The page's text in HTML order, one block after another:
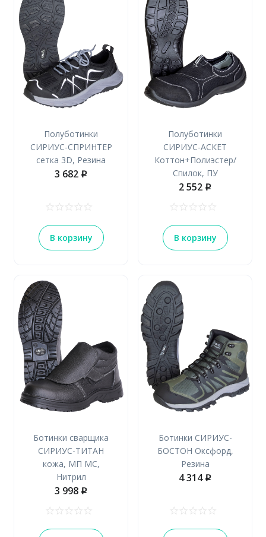
Полуботинки
СИРИУС-СПРИНТЕР
сетка 3D, Резина
3 682 p
В корзину
Полуботинки
СИРИУС-АСКЕТ
Коттон+Полиэстер/
Спилок, ПУ
2 552 p
В корзину
Ботинки сварщика
СИРИУС-ТИТАН
кожа, МП МС,
Нитрил
3 998 p
Ботинки СИРИУС-
БОСТОН Оксфорд,
Резина
4 314 p